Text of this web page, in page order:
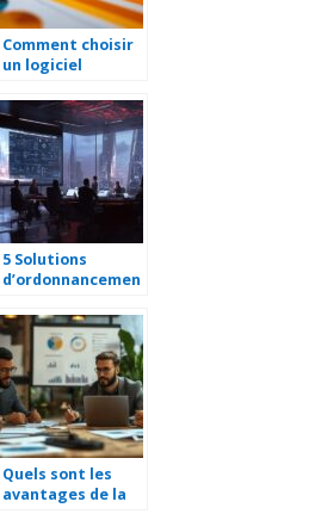
Comment choisir
un logiciel
la qualité adapté
à votre entreprise
5 Solutions
d’ordonnancemen
la collaboration
d’equipe en 2024
Quels sont les
avantages de la